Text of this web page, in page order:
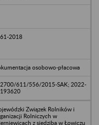
2018
osobowo-płacowa
611/556/2015-SAK; 2022-
Związek Rolników i
Rolniczych w
z siedzibą w Łowiczu